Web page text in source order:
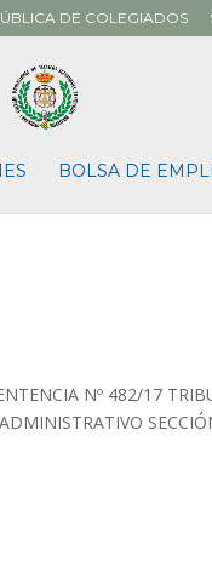
DE COLEGIADOS
BOLSA DE
Nº 482/17